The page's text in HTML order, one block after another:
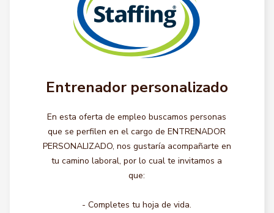
Entrenador personalizado
En esta oferta de empleo buscamos personas
que se perfilen en el cargo de ENTRENADOR
PERSONALIZADO, nos gustaría acompañarte en
tu camino laboral, por lo cual te invitamos a
que:
- Completes tu hoja de vida.